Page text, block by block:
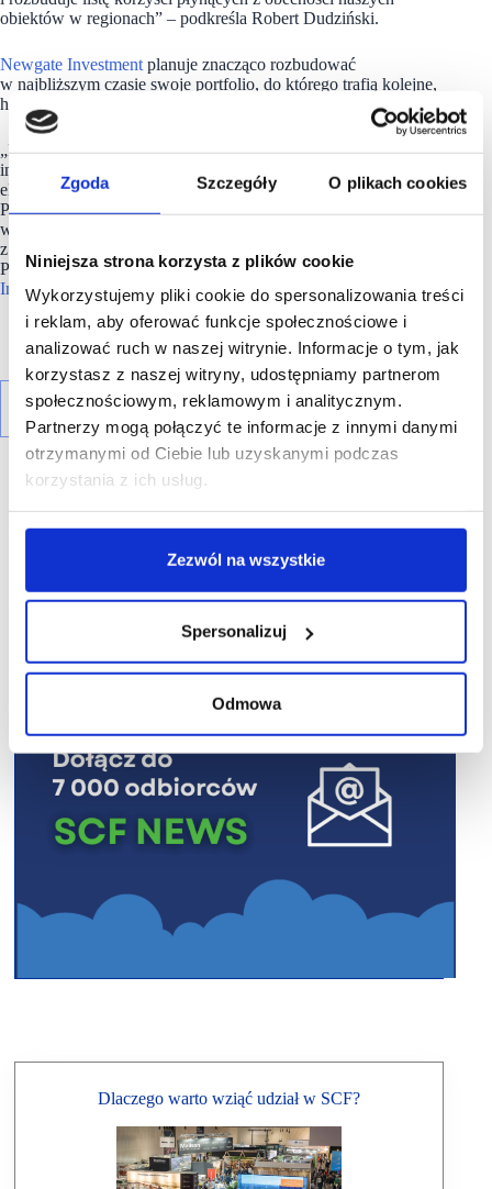
Zgoda Szczegóły O plikach cookies
Niniejsza strona korzysta z plików cookie
Wykorzystujemy pliki cookie do spersonalizowania treści
i reklam, aby oferować funkcje społecznościowe i
analizować ruch w naszej witrynie. Informacje o tym, jak
korzystasz z naszej witryny, udostępniamy partnerom
społecznościowym, reklamowym i analitycznym.
Partnerzy mogą połączyć te informacje z innymi danymi
otrzymanymi od Ciebie lub uzyskanymi podczas
korzystania z ich usług.
Zezwól na wszystkie
Spersonalizuj
Odmowa
obiektów w regionach” – podkreśla Robert Dudziński.
Newgate Investment planuje znacząco rozbudować
w najbliższym czasie swoje portfolio, do którego trafią kolejne,
handlowe projekty.
„Również i w ich przypadku należy spodziewać się rozbudowy
infrastruktury przeznaczonej do ładowania samochodów
elektrycznych. Dodatkowo, w ramach współpracy z firmą
Polenergia wszystkie nasze obiekty zasilane są zieloną energią
w Standardzie Energia 2051 pochodzącą bezpośrednio
z odnawialnych źródeł energii obsługiwanych przez Grupę
Polenergia” – podsumowuje Robert Dudziński zNewgate
Investment.
R E K L A M A
Dlaczego warto wziąć udział w SCF?